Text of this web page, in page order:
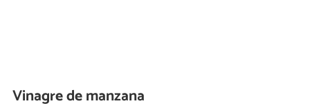
Vinagre de manzana